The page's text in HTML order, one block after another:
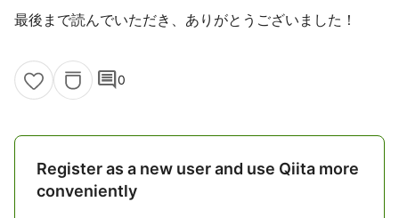
最後まで読んでいただき、ありがとうございました！
comment0
Register as a new user and use Qiita more
conveniently